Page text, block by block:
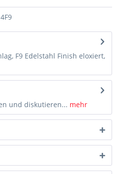
F9 Edelstahl Finish eloxiert,
und diskutieren... mehr